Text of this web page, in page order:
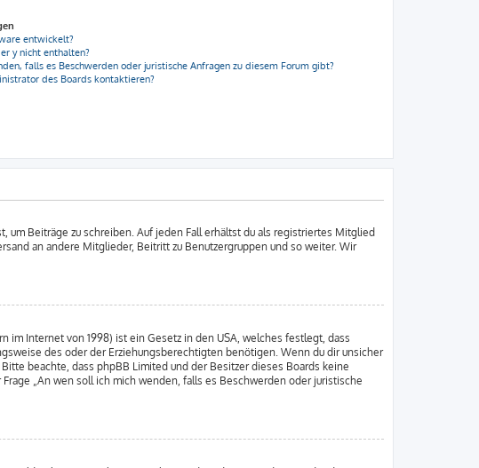
entwickelt?
y nicht enthalten?
falls es Beschwerden oder juristische Anfragen zu diesem Forum gibt?
des Boards kontaktieren?
Beiträge zu schreiben. Auf jeden Fall erhältst du als registriertes Mitglied
an andere Mitglieder, Beitritt zu Benutzergruppen und so weiter. Wir
im Internet von 1998) ist ein Gesetz in den USA, welches festlegt, dass
des oder der Erziehungsberechtigten benötigen. Wenn du dir unsicher
beachte, dass phpBB Limited und der Besitzer dieses Boards keine
„An wen soll ich mich wenden, falls es Beschwerden oder juristische